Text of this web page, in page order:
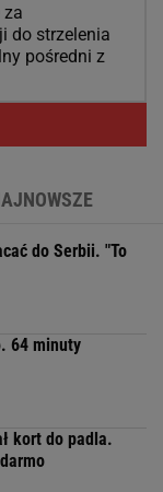
za
do strzelenia
pośredni z
do Serbii. "To
64 minuty
kort do padla.